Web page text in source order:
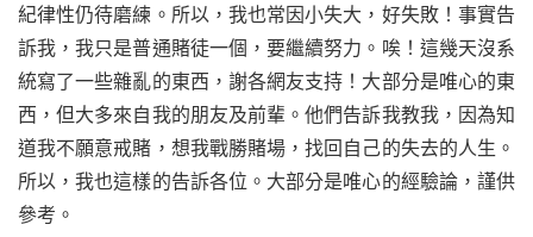
紀律性仍待磨練。所以，我也常因小失大，好失敗！事實告
訴我，我只是普通賭徒一個，要繼續努力。唉！這幾天沒系
統寫了一些雜亂的東西，謝各網友支持！大部分是唯心的東
西，但大多來自我的朋友及前輩。他們告訴我教我，因為知
道我不願意戒賭，想我戰勝賭場，找回自己的失去的人生。
所以，我也這樣的告訴各位。大部分是唯心的經驗論，謹供
參考。